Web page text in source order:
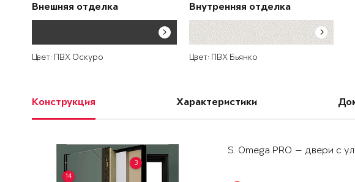
Внешняя отделка
Цвет: ПВХ Оскуро
Внутренняя отделка
Цвет: ПВХ Бьянко
Конструкция Характеристики
3
14
S. Omega PRO — двери с